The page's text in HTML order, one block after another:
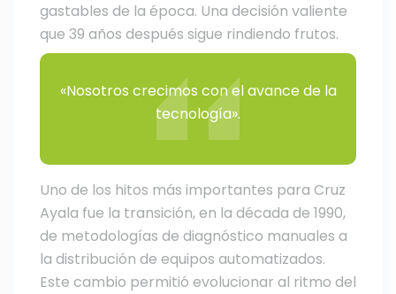
gastables de la época. Una decisión valiente
que 39 años después sigue rindiendo frutos.
«Nosotros crecimos con el avance de la
tecnología».
Uno de los hitos más importantes para Cruz
Ayala fue la transición, en la década de 1990,
de metodologías de diagnóstico manuales a
la distribución de equipos automatizados.
Este cambio permitió evolucionar al ritmo del